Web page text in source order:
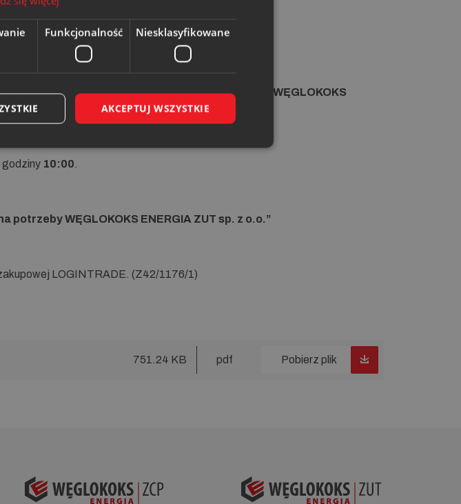
rurociągów ciepłowniczych na potrzeby WĘGLOKOKS
godziny 10:00
WĘGLOKOKS ENERGIA ZUT sp. z o.o.”
LOGINTRADE. (Z42/1176/1)
751.24 KB pdf Pobierz plik
Funkcjonalność Niesklasyfikowane
AKCEPTUJ WSZYSTKIE